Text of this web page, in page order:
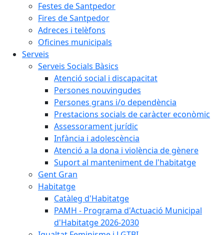
Festes de Santpedor
Fires de Santpedor
Adreces i telèfons
Oficines municipals
Serveis
Serveis Socials Bàsics
Atenció social i discapacitat
Persones nouvingudes
Persones grans i/o dependència
Prestacions socials de caràcter econòmic
Assessorament jurídic
Infància i adolescència
Atenció a la dona i violència de gènere
Suport al manteniment de l'habitatge
Gent Gran
Habitatge
Catàleg d'Habitatge
PAMH - Programa d'Actuació Municipal
d'Habitatge 2026-2030